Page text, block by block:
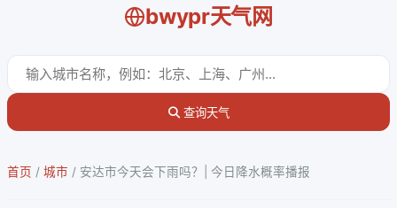
bwypr天气网
查询天气
首页 / 城市 / 安达市今天会下雨吗？| 今日降水概率播报